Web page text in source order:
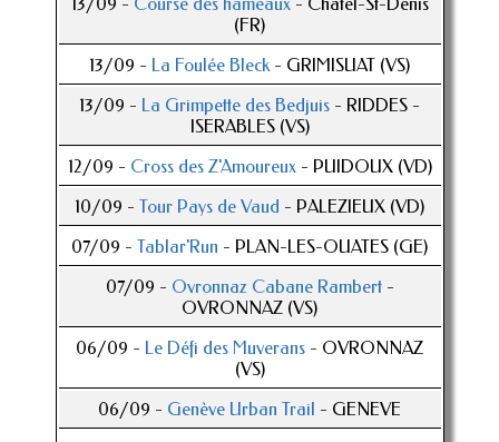
(FR)
13/09 - La Foulée Bleck- GRIMISUAT (VS)
13/09 - La Grimpette des Bedjuis - RIDDES -
ISERABLES (VS)
12/09 - Cross des Z'Amoureux- PUIDOUX (VD)
10/09 - Tour Pays de Vaud - PALEZIEUX (VD)
07/09 - Tablar'Run - PLAN-LES-OUATES (GE)
07/09 - Ovronnaz Cabane Rambert-
OVRONNAZ (VS)
06/09 - Le Défi des Muverans - OVRONNAZ
(VS)
06/09 - Genève Urban Trail - GENEVE